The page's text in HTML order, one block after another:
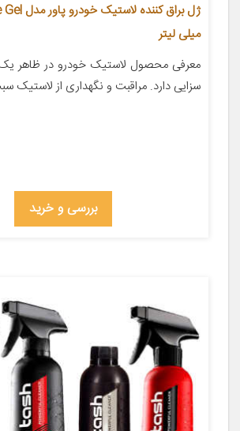
میلی لیتر
معرفی محصول لاستیک خودرو در ظاهر یک
سزایی دارد. مراقبت و نگهداری از لاستیک
بررسی و خرید